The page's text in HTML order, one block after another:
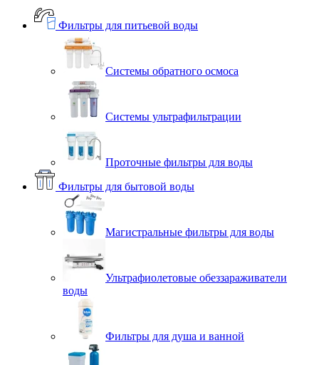
Фильтры для питьевой воды
Системы обратного осмоса
Системы ультрафильтрации
Проточные фильтры для воды
Фильтры для бытовой воды
Магистральные фильтры для воды
Ультрафиолетовые обеззараживатели
воды
Фильтры для душа и ванной